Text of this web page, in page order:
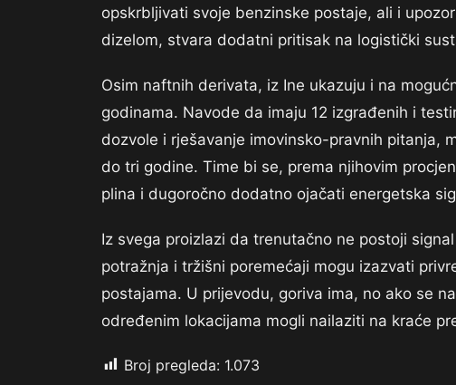
opskrbljivati svoje benzinske postaje, ali i
dizelom, stvara dodatni pritisak na logistički
Osim naftnih derivata, iz Ine ukazuju i na
godinama. Navode da imaju 12 izgrađenih i
dozvole i rješavanje imovinsko-pravnih pitanja,
do tri godine. Time bi se, prema njihovim
plina i dugoročno dodatno ojačati energetska
Iz svega proizlazi da trenutačno ne postoji
potražnja i tržišni poremećaji mogu izazvati
postajama. U prijevodu, goriva ima, no ako se
određenim lokacijama mogli nailaziti na kraće
Broj pregleda: 1.073